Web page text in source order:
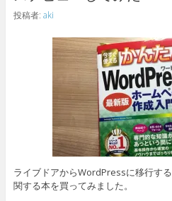
投稿者: aki
ライブドアからWordPressに移行す
関する本を買ってみました。